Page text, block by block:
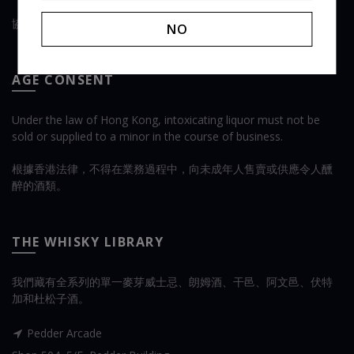
協助與支援
AGE CONSENT
Under the law of Hong Kong, intoxicating liquor must not be
sold or supplied to a minor in the course of business.
根據香港法律，不得在業務過程中，向未成年人售賣或供應令人醺
醉的酒類。
THE WHISKY LIBRARY
我們藏有全系列的單一麥芽威士忌、朗姆酒、干邑、阿文邑、伏特
加和杜松子酒。
Pedder Arcade
NO